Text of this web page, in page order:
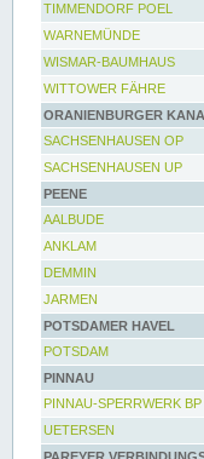
TIMMENDORF POEL
WARNEMÜNDE
WISMAR-BAUMHAUS
WITTOWER FÄHRE
ORANIENBURGER
SACHSENHAUSEN OP
SACHSENHAUSEN UP
PEENE
AALBUDE
ANKLAM
DEMMIN
JARMEN
POTSDAMER HAVEL
POTSDAM
PINNAU
PINNAU-SPERRWERK BP
UETERSEN